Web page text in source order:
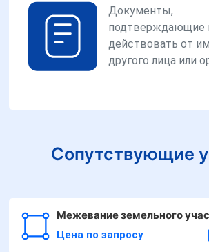
Документы,
подтверждающие
действовать от
другого лица или
Сопутствующие
Межевание земельного
Цена по запросу